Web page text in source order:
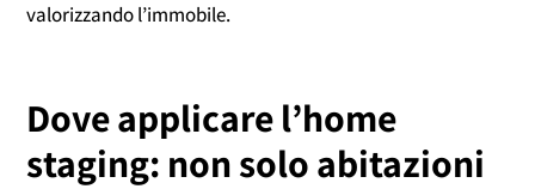
valorizzando l’immobile.
Dove applicare l’home
staging: non solo abitazioni